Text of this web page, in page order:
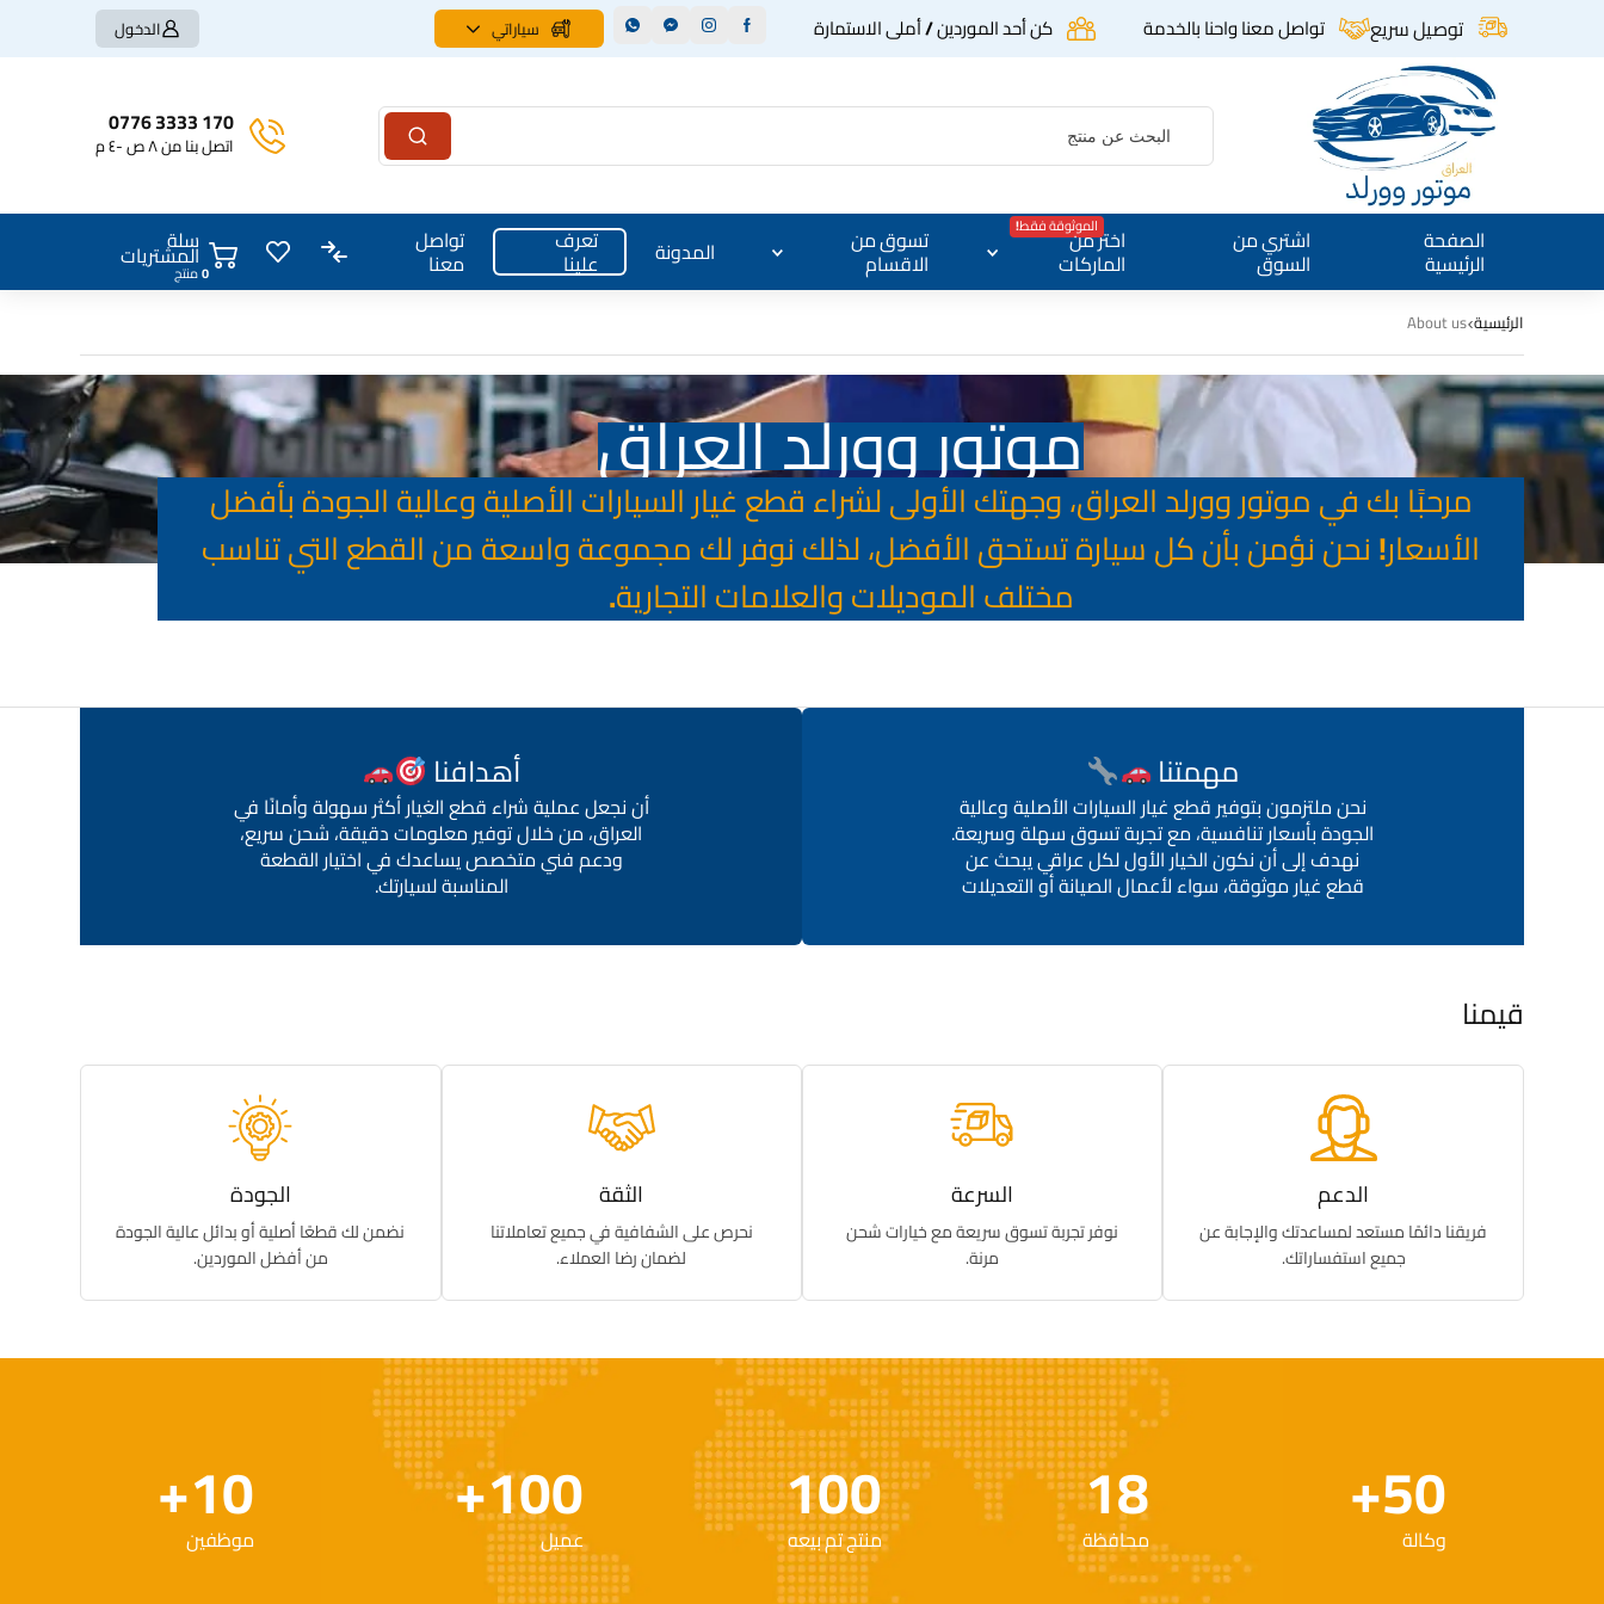
توصيل سريع تواصل معنا واحنا بالخدمة كن أحد الموردين / أملى الاستمارة سياراتي الدخول
170 3333 0776
اتصل بنا من ٨ ص -٤ م
الصفحة
الرئيسية
اشتري من
السوق
اختر من
الماركات
الموثوقة فقط! تسوق من
الاقسام المدونة تعرف
علينا
تواصل
معنا
سلة
المشتريات0منتج
الرئيسية About us
موتور وورلد العراق
مرحبًا بك في موتور وورلد العراق، وجهتك الأولى لشراء قطع غيار السيارات الأصلية وعالية الجودة بأفضل
الأسعار! نحن نؤمن بأن كل سيارة تستحق الأفضل، لذلك نوفر لك مجموعة واسعة من القطع التي تناسب
مختلف الموديلات والعلامات التجارية.
مهمتنا
نحن ملتزمون بتوفير قطع غيار السيارات الأصلية وعالية
الجودة بأسعار تنافسية، مع تجربة تسوق سهلة وسريعة.
نهدف إلى أن نكون الخيار الأول لكل عراقي يبحث عن
قطع غيار موثوقة، سواء لأعمال الصيانة أو التعديلات
أهدافنا
أن نجعل عملية شراء قطع الغيار أكثر سهولة وأمانًا في
العراق، من خلال توفير معلومات دقيقة، شحن سريع،
ودعم فني متخصص يساعدك في اختيار القطعة
المناسبة لسيارتك.
قيمنا
الدعم
فريقنا دائمًا مستعد لمساعدتك والإجابة عن
جميع استفساراتك.
السرعة
نوفر تجربة تسوق سريعة مع خيارات شحن
مرنة.
الثقة
نحرص على الشفافية في جميع تعاملاتنا
لضمان رضا العملاء.
الجودة
نضمن لك قطعًا أصلية أو بدائل عالية الجودة
من أفضل الموردين.
50
+ وكالة 18
محافظة 100
منتج تم بيعه 100
+ عميل 10
+موظفين